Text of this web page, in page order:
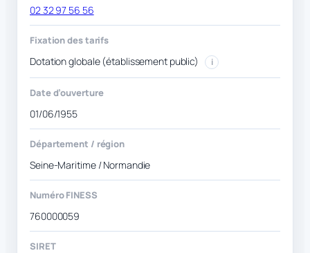
02 32 97 56 56
Fixation des tarifs
Dotation globale (établissement public) i
Date d’ouverture
01/06/1955
Département / région
Seine-Maritime / Normandie
Numéro FINESS
760000059
SIRET